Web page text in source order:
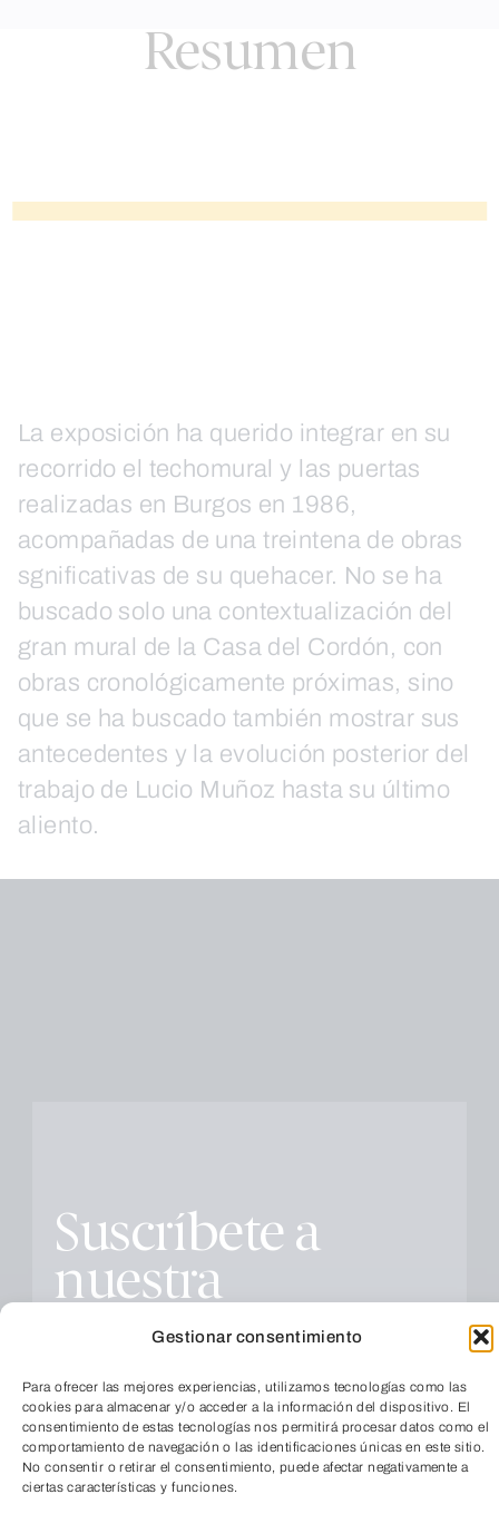
Gestionar consentimiento
Para ofrecer las mejores experiencias, utilizamos tecnologías como las
cookies para almacenar y/o acceder a la información del dispositivo. El
consentimiento de estas tecnologías nos permitirá procesar datos como el
comportamiento de navegación o las identificaciones únicas en este sitio.
No consentir o retirar el consentimiento, puede afectar negativamente a
ciertas características y funciones.
Resumen
La exposición ha querido integrar en su
recorrido el techomural y las puertas
realizadas en Burgos en 1986,
acompañadas de una treintena de obras
sgnificativas de su quehacer. No se ha
buscado solo una contextualización del
gran mural de la Casa del Cordón, con
obras cronológicamente próximas, sino
que se ha buscado también mostrar sus
antecedentes y la evolución posterior del
trabajo de Lucio Muñoz hasta su último
aliento.
Suscríbete a
nuestra
Newsletter
Educación